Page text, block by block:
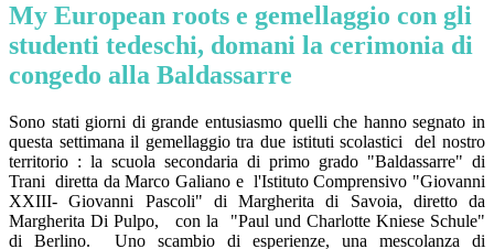
My European roots e gemellaggio con gli
studenti tedeschi, domani la cerimonia di
congedo alla Baldassarre
Sono stati giorni di grande entusiasmo quelli che hanno segnato in
questa settimana il gemellaggio tra due istituti scolastici del nostro
territorio : la scuola secondaria di primo grado "Baldassarre" di
Trani diretta da Marco Galiano e l'Istituto Comprensivo "Giovanni
XXIII- Giovanni Pascoli" di Margherita di Savoia, diretto da
Margherita Di Pulpo, con la "Paul und Charlotte Kniese Schule"
di Berlino. Uno scambio di esperienze, una mescolanza di